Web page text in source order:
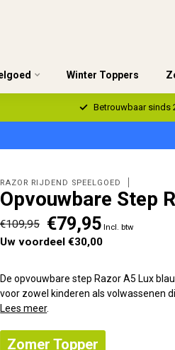
Winter Toppers
Betrouwbaar sinds
RAZOR RIJDEND SPEELGOED
Opvouwbare Step
€109,95 €79,95 Incl. btw
Uw voordeel €30,00
De opvouwbare step Razor A5 Lux
voor zowel kinderen als volwassenen
Lees meer.
Zomer Topper